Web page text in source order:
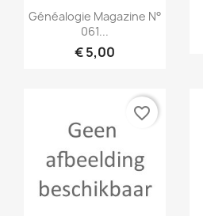
Snel bekijken
Généalogie Magazine N°
061...
€ 5,00
favorite_border